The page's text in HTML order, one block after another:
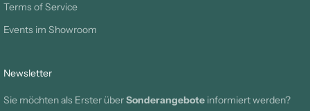
Terms of Service
Events im Showroom
Newsletter
Sie möchten als Erster überSonderangebote informiert werden?